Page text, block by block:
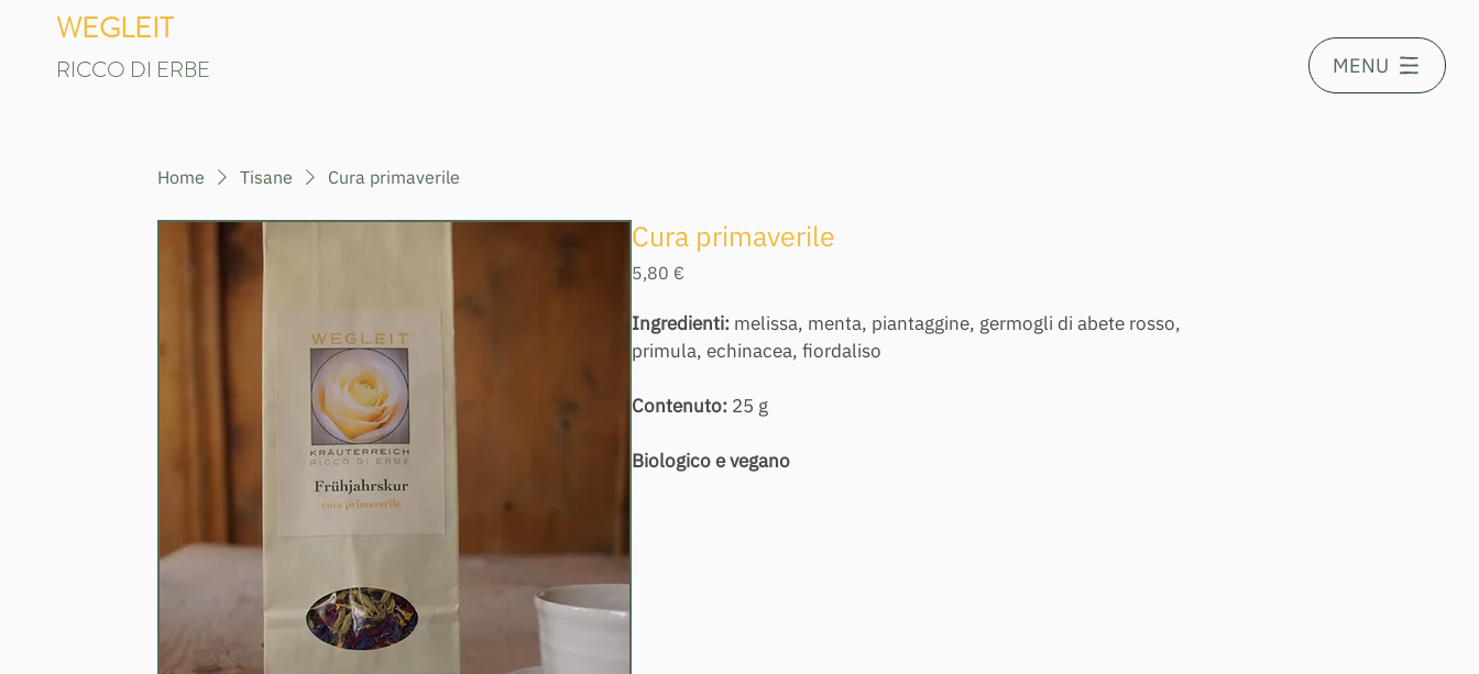
WEGLEIT
RICCO DI ERBE MENU
Home Tisane Cura primaverile
Cura primaverile
5,80 €Prezzo
Ingredienti: melissa, menta, piantaggine, germogli di abete rosso,
primula, echinacea, fiordaliso
Contenuto: 25 g
Biologico e vegano